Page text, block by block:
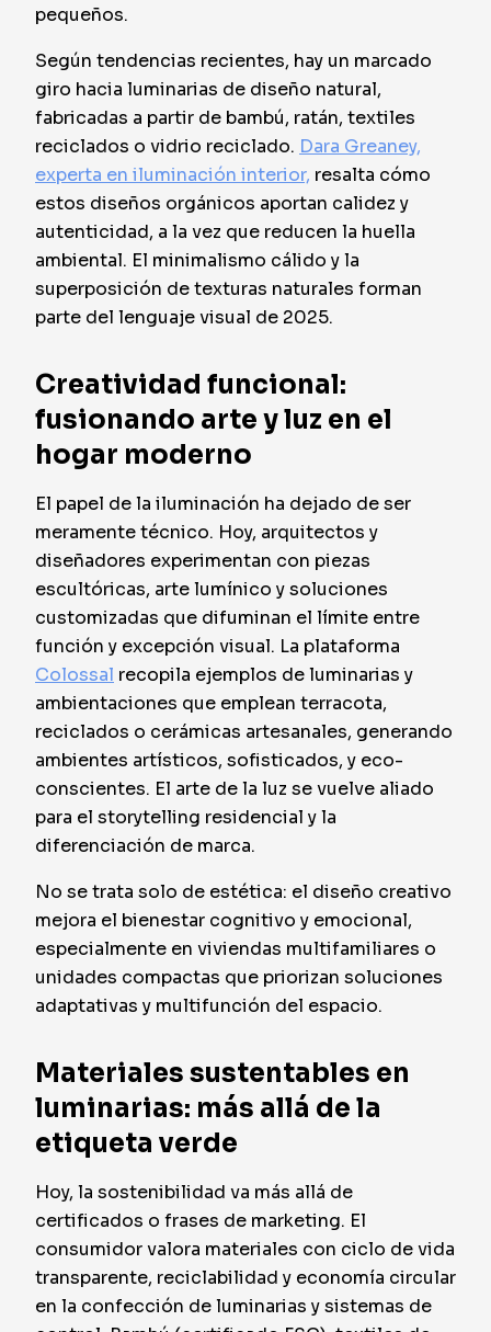
pequeños.
Según tendencias recientes, hay un marcado
giro hacia luminarias de diseño natural,
fabricadas a partir de bambú, ratán, textiles
reciclados o vidrio reciclado. Dara Greaney,
experta en iluminación interior, resalta cómo
estos diseños orgánicos aportan calidez y
autenticidad, a la vez que reducen la huella
ambiental. El minimalismo cálido y la
superposición de texturas naturales forman
parte del lenguaje visual de 2025.
Creatividad funcional:
fusionando arte y luz en el
hogar moderno
El papel de la iluminación ha dejado de ser
meramente técnico. Hoy, arquitectos y
diseñadores experimentan con piezas
escultóricas, arte lumínico y soluciones
customizadas que difuminan el límite entre
función y excepción visual. La plataforma
Colossal recopila ejemplos de luminarias y
ambientaciones que emplean terracota,
reciclados o cerámicas artesanales, generando
ambientes artísticos, sofisticados, y eco-
conscientes. El arte de la luz se vuelve aliado
para el storytelling residencial y la
diferenciación de marca.
No se trata solo de estética: el diseño creativo
mejora el bienestar cognitivo y emocional,
especialmente en viviendas multifamiliares o
unidades compactas que priorizan soluciones
adaptativas y multifunción del espacio.
Materiales sustentables en
luminarias: más allá de la
etiqueta verde
Hoy, la sostenibilidad va más allá de
certificados o frases de marketing. El
consumidor valora materiales con ciclo de vida
transparente, reciclabilidad y economía circular
en la confección de luminarias y sistemas de